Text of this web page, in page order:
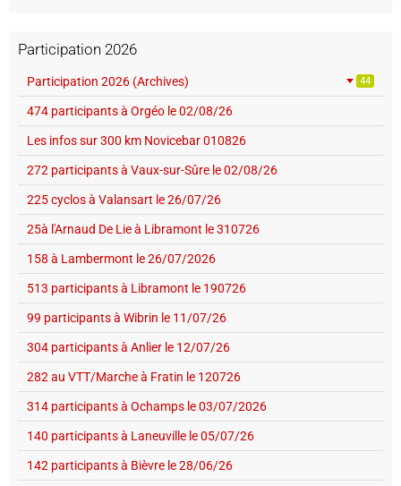
Participation 2026
Participation 2026 (Archives) 44
474 participants à Orgéo le 02/08/26
Les infos sur 300 km Novicebar 010826
272 participants à Vaux-sur-Sûre le 02/08/26
225 cyclos à Valansart le 26/07/26
25à l'Arnaud De Lie à Libramont le 310726
158 à Lambermont le 26/07/2026
513 participants à Libramont le 190726
99 participants à Wibrin le 11/07/26
304 participants à Anlier le 12/07/26
282 au VTT/Marche à Fratin le 120726
314 participants à Ochamps le 03/07/2026
140 participants à Laneuville le 05/07/26
142 participants à Bièvre le 28/06/26